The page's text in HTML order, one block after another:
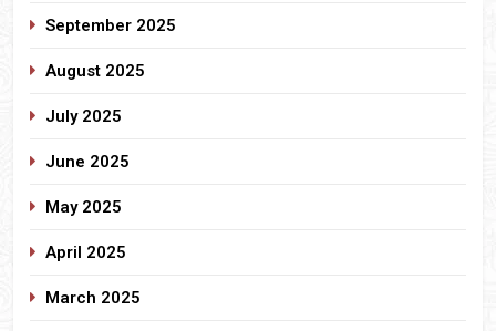
September 2025
August 2025
July 2025
June 2025
May 2025
April 2025
March 2025